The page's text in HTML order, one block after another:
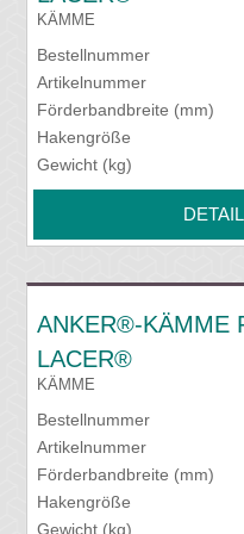
KÄMME
Bestellnummer
Artikelnummer
Förderbandbreite (mm)
Hakengröße
Gewicht (kg)
ANKER®-KÄMME
LACER®
KÄMME
Bestellnummer
Artikelnummer
Förderbandbreite (mm)
Hakengröße
Gewicht (kg)